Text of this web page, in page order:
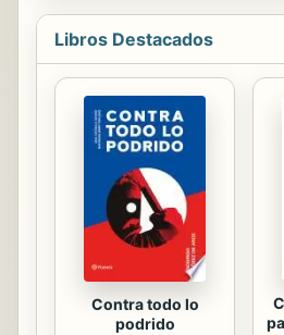
circunstancias
casado con una
descubrio un
lleno de
como paginas
lo que cambiaba
obra. Su nieta,
ocupo de la
Libros Destacados
Contra todo lo
podrido